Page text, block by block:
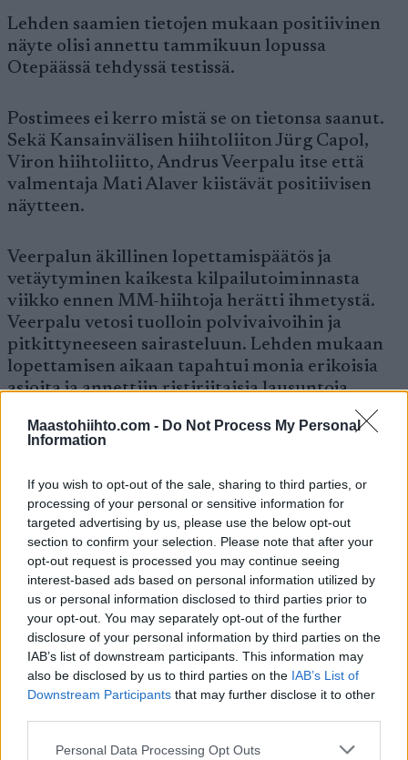
Maastohiihto.com - Do Not Process My Personal
Information
If you wish to opt-out of the sale, sharing to third parties, or
processing of your personal or sensitive information for
targeted advertising by us, please use the below opt-out
section to confirm your selection. Please note that after your
opt-out request is processed you may continue seeing
interest-based ads based on personal information utilized by
us or personal information disclosed to third parties prior to
your opt-out. You may separately opt-out of the further
disclosure of your personal information by third parties on the
IAB’s list of downstream participants. This information may
also be disclosed by us to third parties on the IAB’s List of
Downstream Participants that may further disclose it to other
Please note that this website/app uses one or more Google
Personal Data Processing Opt Outs
Lehden saamien tietojen mukaan positiivinen
näyte olisi annettu tammikuun lopussa
Otepäässä tehdyssä testissä.
Postimees ei kerro mistä se on tietonsa saanut.
Sekä Kansainvälisen hiihtoliiton Jürg Capol,
Viron hiihtoliitto, Andrus Veerpalu itse että
valmentaja Mati Alaver kiistävät positiivisen
näytteen.
Veerpalun äkillinen lopettamispäätös ja
vetäytyminen kaikesta kilpailutoiminnasta
viikko ennen MM-hiihtoja herätti ihmetystä.
Veerpalu vetosi tuolloin polvivaivoihin ja
pitkittyneeseen sairasteluun. Lehden mukaan
lopettamisen aikaan tapahtui monia erikoisia
asioita ja annettiin ristiriitaisia lausuntoja.
B-näytteen tutkiminen on Postimees-lehden
maaliskuun 31. päivä on siirtynyt huhtikuun
puoleen väliin.
Ihmetystä on herättänyt se, että Veerpalu ja
Mae eivät ole järjestäneet kotiyleisölle mitään
jäähyväiskilpailuja, kuten menestyneiden
urheilijoiden on tapana tehdä lopettaessaan.
Postimeesin mukaan Mati Alaverin pestiä
Venäjän maajoukkuevalmentajana on pidetty
melko varmana, mutta päätökset ovat oudosti